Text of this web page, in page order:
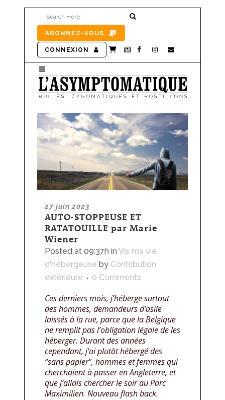
ABONNEZ-VOUS
CONNEXION
27 juin 2023
AUTO-STOPPEUSE ET
RATATOUILLE par Marie
Wiener
Posted at 09:37h in Vis ma vie
d'hébergeuse by Contribution
extérieure
0 Comments
Ces derniers mois, j’héberge surtout
des hommes, demandeurs d’asile
laissés à la rue, parce que la Belgique
ne remplit pas l’obligation légale de les
héberger. Durant des années
cependant, j’ai plutôt hébergé des
“sans papier”, hommes et femmes qui
cherchaient à passer en Angleterre, et
que j’allais chercher le soir au Parc
Maximilien. Nouveau flash back.